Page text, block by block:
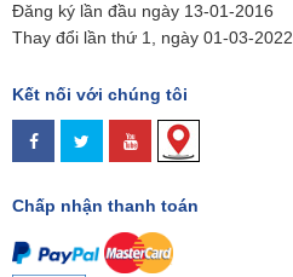
Đăng ký lần đầu ngày 13-01-2016
Thay đổi lần thứ 1, ngày 01-03-2022
Kết nối với chúng tôi
Chấp nhận thanh toán